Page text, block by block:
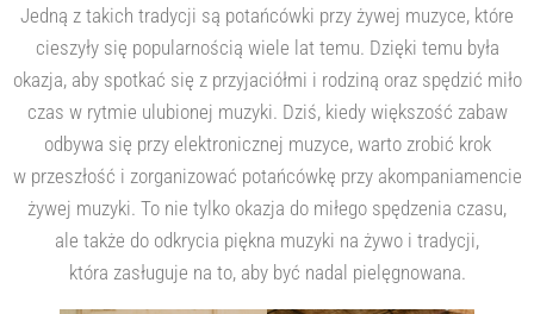
Jedną z takich tradycji są potańcówki przy żywej muzyce, które
cieszyły się popularnością wiele lat temu. Dzięki temu była
okazja, aby spotkać się z przyjaciółmi i rodziną oraz spędzić miło
czas w rytmie ulubionej muzyki. Dziś, kiedy większość zabaw
odbywa się przy elektronicznej muzyce, warto zrobić krok
w przeszłość i zorganizować potańcówkę przy akompaniamencie
żywej muzyki. To nie tylko okazja do miłego spędzenia czasu,
ale także do odkrycia piękna muzyki na żywo i tradycji,
która zasługuje na to, aby być nadal pielęgnowana.